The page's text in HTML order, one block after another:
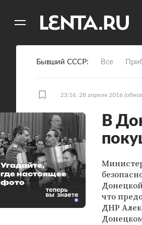
Бывший СССР Все
23:16, 28 апреля 2016
В
что
ДНР
Угадайте,
где настоящее
фото